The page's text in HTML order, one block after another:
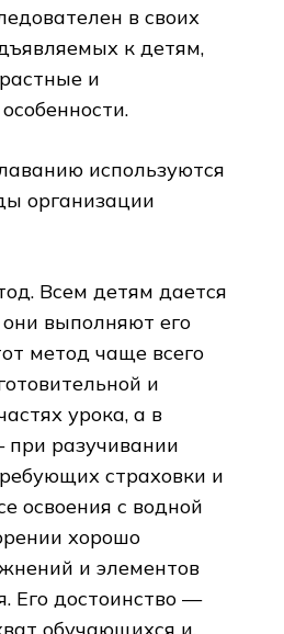
в своих
к детям,
и
используются
организации
Всем детям дается
выполняют его
метод чаще всего
и
урока, а в
при разучивании
страховки и
освоения с водной
хорошо
и элементов
Его достоинство —
обучающихся и,